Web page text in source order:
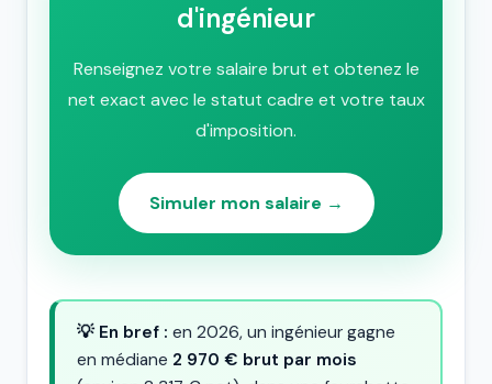
d'ingénieur
Renseignez votre salaire brut et obtenez le
net exact avec le statut cadre et votre taux
d'imposition.
Simuler mon salaire →
💡 En bref : en 2026, un ingénieur gagne
en médiane 2 970 € brut par mois